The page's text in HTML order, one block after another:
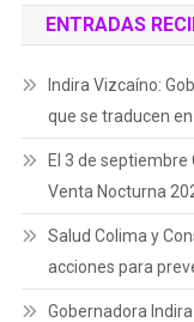
ENTRADAS
Indira Vizcaíno:
que se traducen
El 3 de septiembre
Venta Nocturna
Salud Colima y
acciones para
Gobernadora